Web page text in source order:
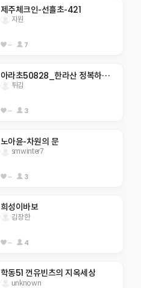
제주체크인-선흘초-421
지원
-- 7
아라초50828_한라산 정복하자
튀김
-- 3
노아윤-차원의 문
smwinter7
-- 3
희성이바보
김장한
-- 4
학동51 껀유빈츠의 지옥세상
unknown